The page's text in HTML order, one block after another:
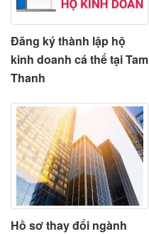
Đăng ký thành lập hộ
kinh doanh cá thể tại Tam
Thanh
Hồ sơ thay đổi ngành